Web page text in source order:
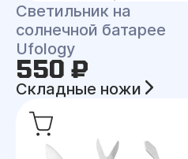
Светильник на
солнечной батарее
Ufology
550 ₽
Складные ножи